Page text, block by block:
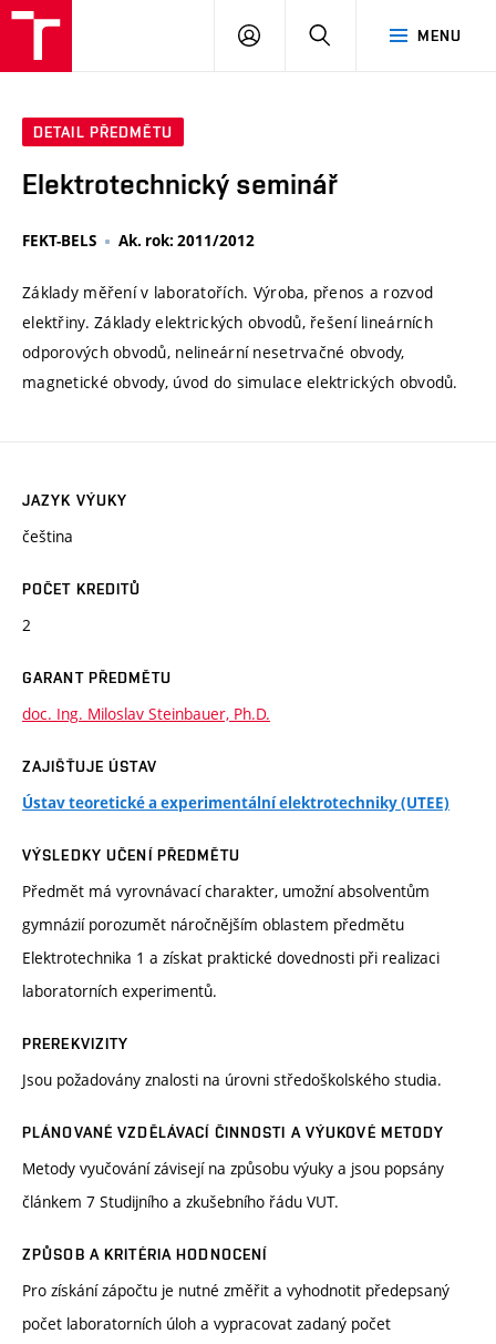
MENU
PŘIHLÁSIT
DETAIL PŘEDMĚTU
Elektrotechnický seminář
FEKT-BELS Ak. rok: 2011/2012
Základy měření v laboratořích. Výroba, přenos a rozvod
elektřiny. Základy elektrických obvodů, řešení lineárních
odporových obvodů, nelineární nesetrvačné obvody,
magnetické obvody, úvod do simulace elektrických obvodů.
JAZYK VÝUKY
čeština
POČET KREDITŮ
2
GARANT PŘEDMĚTU
doc. Ing. Miloslav Steinbauer, Ph.D.
ZAJIŠŤUJE ÚSTAV
Ústav teoretické a experimentální elektrotechniky (UTEE)
VÝSLEDKY UČENÍ PŘEDMĚTU
Předmět má vyrovnávací charakter, umožní absolventům
gymnázií porozumět náročnějším oblastem předmětu
Elektrotechnika 1 a získat praktické dovednosti při realizaci
laboratorních experimentů.
PREREKVIZITY
Jsou požadovány znalosti na úrovni středoškolského studia.
PLÁNOVANÉ VZDĚLÁVACÍ ČINNOSTI A VÝUKOVÉ METODY
Metody vyučování závisejí na způsobu výuky a jsou popsány
článkem 7 Studijního a zkušebního řádu VUT.
ZPŮSOB A KRITÉRIA HODNOCENÍ
Pro získání zápočtu je nutné změřit a vyhodnotit předepsaný
počet laboratorních úloh a vypracovat zadaný počet